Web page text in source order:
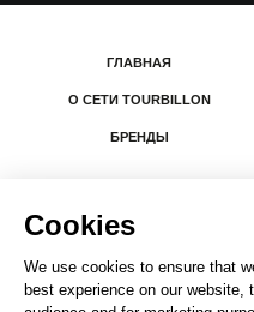
ГЛАВНАЯ
О СЕТИ TOURBILLON
БРЕНДЫ
Все права защищены.